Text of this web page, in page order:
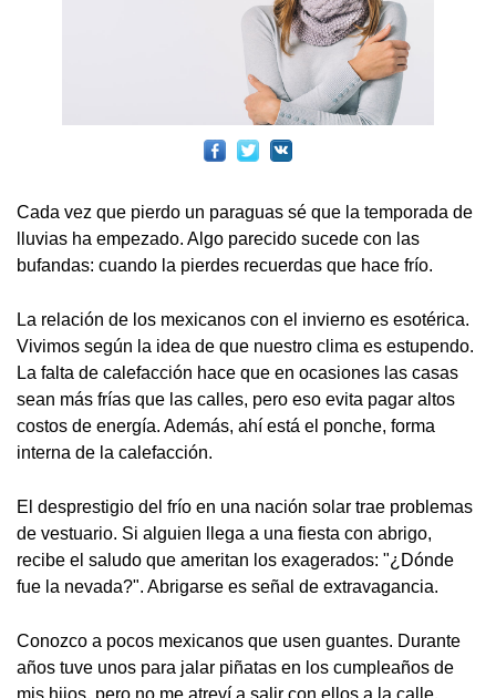
Cada vez que pierdo un paraguas sé que la temporada de
lluvias ha empezado. Algo parecido sucede con las
bufandas: cuando la pierdes recuerdas que hace frío.
La relación de los mexicanos con el invierno es esotérica.
Vivimos según la idea de que nuestro clima es estupendo.
La falta de calefacción hace que en ocasiones las casas
sean más frías que las calles, pero eso evita pagar altos
costos de energía. Además, ahí está el ponche, forma
interna de la calefacción.
El desprestigio del frío en una nación solar trae problemas
de vestuario. Si alguien llega a una fiesta con abrigo,
recibe el saludo que ameritan los exagerados: "¿Dónde
fue la nevada?". Abrigarse es señal de extravagancia.
Conozco a pocos mexicanos que usen guantes. Durante
años tuve unos para jalar piñatas en los cumpleaños de